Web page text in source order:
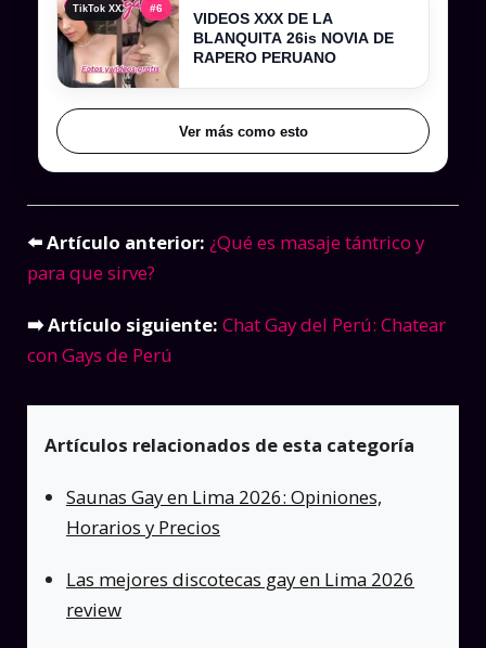
#6
TikTok XXX , tiktokers xxx y videos filtrados completos
VIDEOS XXX DE LA
BLANQUITA 26is NOVIA DE
RAPERO PERUANO
Ver más como esto
⬅️ Artículo anterior: ¿Qué es masaje tántrico y
para que sirve?
➡️ Artículo siguiente: Chat Gay del Perú: Chatear
con Gays de Perú
Artículos relacionados de esta categoría
Saunas Gay en Lima 2026: Opiniones,
Horarios y Precios
Las mejores discotecas gay en Lima 2026
review